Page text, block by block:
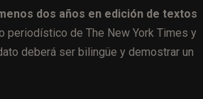
dos años en edición de textos
periodístico de The New York Times y
deberá ser bilingüe y demostrar un